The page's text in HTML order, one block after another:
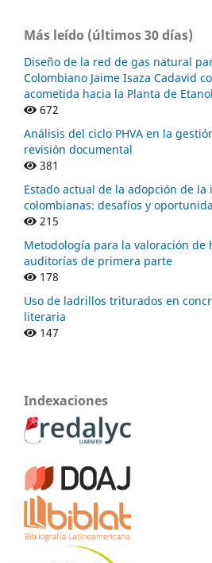
Más leído (últimos 30 días)
Diseño de la red de gas natural
Colombiano Jaime Isaza Cadavid
acometida hacia la Planta de
672
Análisis del ciclo PHVA en la
revisión documental
381
Estado actual de la adopción de
colombianas: desafíos y
215
Metodología para la valoración de
auditorías de primera parte
178
Uso de ladrillos triturados en
literaria
147
Indexaciones